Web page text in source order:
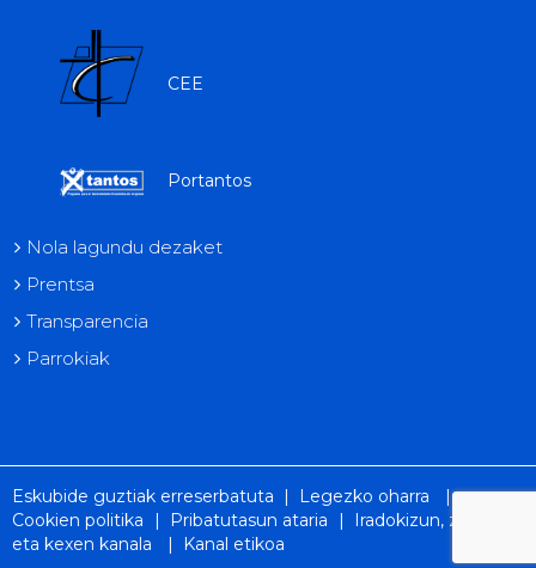
CEE
Portantos
Nola lagundu dezaket
Prentsa
Transparencia
Parrokiak
Eskubide guztiak erreserbatuta | Legezko oharra
|
Cookien politika
| Pribatutasun ataria |
Iradokizun, zorion
eta kexen kanala
| Kanal etikoa